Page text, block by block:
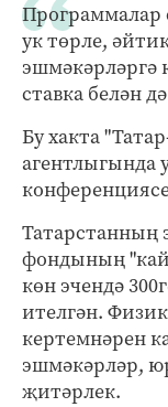
Программалар
ук төрле,
эшмәкәрләргә
ставка белән
Бу хакта
агентлыгында
Татарстанның
фондының
көн эчендә
ителгән.
кертемнәрен
эшмәкәрләр,
җитәрлек.